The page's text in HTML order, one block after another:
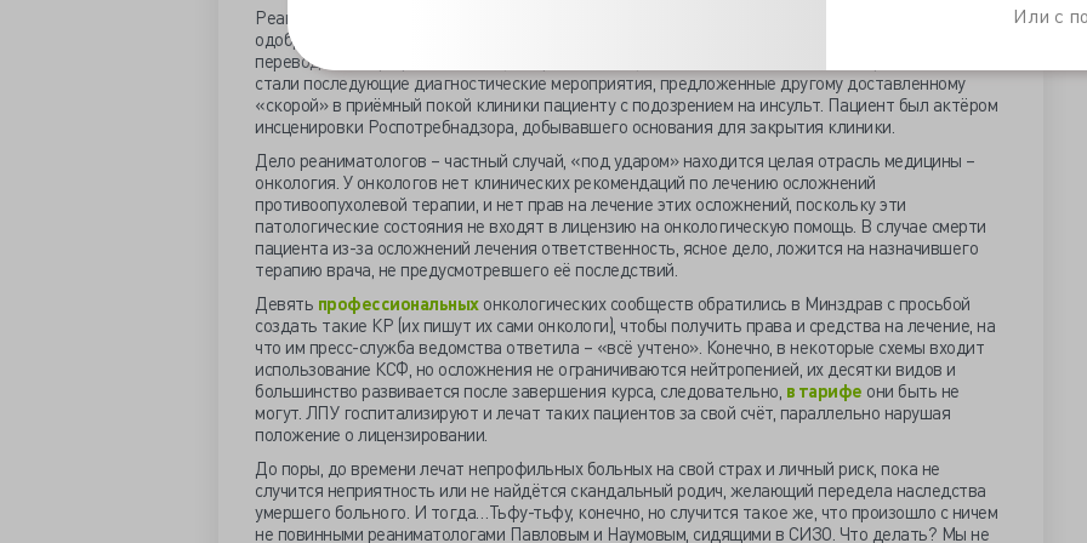
Или с
Реаниматологи исполняли профессиональный долг и
одобрившего госпитализацию, тогда как не должны были притрагиваться к больной до
перевода её в профильный стационар. Отягчающими обстоятельствами в деле реаниматологов
стали последующие диагностические мероприятия, предложенные другому доставленному
«скорой» в приёмный покой клиники пациенту с подозрением на инсульт. Пациент был актёром
инсценировки Роспотребнадзора, добывавшего основания для закрытия клиники.
Дело реаниматологов – частный случай, «под ударом» находится целая отрасль медицины –
онкология. У онкологов нет клинических рекомендаций по лечению осложнений
противоопухолевой терапии, и нет прав на лечение этих осложнений, поскольку эти
патологические состояния не входят в лицензию на онкологическую помощь. В случае смерти
пациента из-за осложнений лечения ответственность, ясное дело, ложится на назначившего
терапию врача, не предусмотревшего её последствий.
Девять профессиональныхонкологических сообществ обратились в Минздрав с просьбой
создать такие КР (их пишут их сами онкологи), чтобы получить права и средства на лечение, на
что им пресс-служба ведомства ответила – «всё учтено». Конечно, в некоторые схемы входит
использование КСФ, но осложнения не ограничиваются нейтропенией, их десятки видов и
большинство развивается после завершения курса, следовательно, в тарифе они быть не
могут. ЛПУ госпитализируют и лечат таких пациентов за свой счёт, параллельно нарушая
положение о лицензировании.
До поры, до времени лечат непрофильных больных на свой страх и личный риск, пока не
случится неприятность или не найдётся скандальный родич, желающий передела наследства
умершего больного. И тогда…Тьфу-тьфу, конечно, но случится такое же, что произошло с ничем
не повинными реаниматологами Павловым и Наумовым, сидящими в СИЗО. Что делать? Мы не